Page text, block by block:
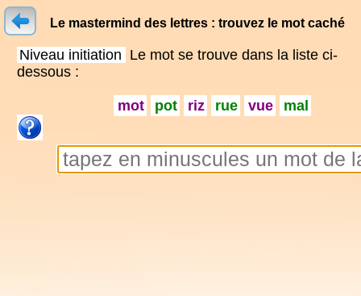
Le mastermind des lettres : trouvez le mot caché
Niveau initiation Le mot se trouve dans la liste ci-
dessous :
mot pot riz rue vue mal